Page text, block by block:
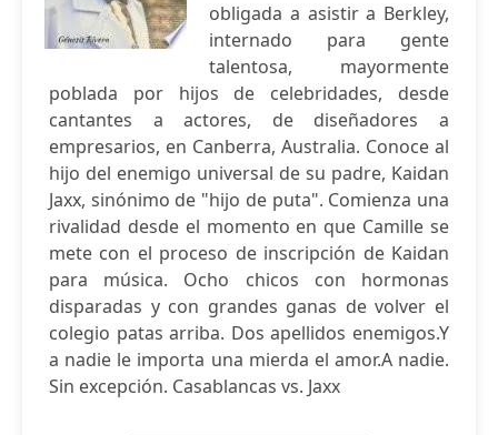
obligada a asistir a Berkley,
internado para gente
talentosa, mayormente
poblada por hijos de celebridades, desde
cantantes a actores, de diseñadores a
empresarios, en Canberra, Australia. Conoce al
hijo del enemigo universal de su padre, Kaidan
Jaxx, sinónimo de "hijo de puta". Comienza una
rivalidad desde el momento en que Camille se
mete con el proceso de inscripción de Kaidan
para música. Ocho chicos con hormonas
disparadas y con grandes ganas de volver el
colegio patas arriba. Dos apellidos enemigos.Y
a nadie le importa una mierda el amor.A nadie.
Sin excepción. Casablancas vs. Jaxx